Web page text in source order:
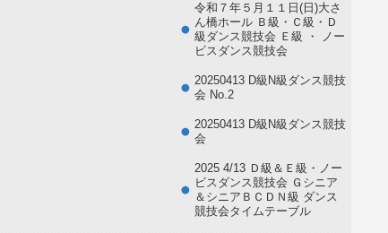
令和７年５月１１日(日)大さ
ん橋ホール Ｂ級・Ｃ級・Ｄ
級ダンス競技会 Ｅ級 ・ ノー
ビスダンス競技会
20250413 D級N級ダンス競技
会 No.2
20250413 D級N級ダンス競技
会
2025 4/13 Ｄ級＆Ｅ級・ノー
ビスダンス競技会 Ｇシニア
＆シニアＢＣＤＮ級 ダンス
競技会タイムテーブル